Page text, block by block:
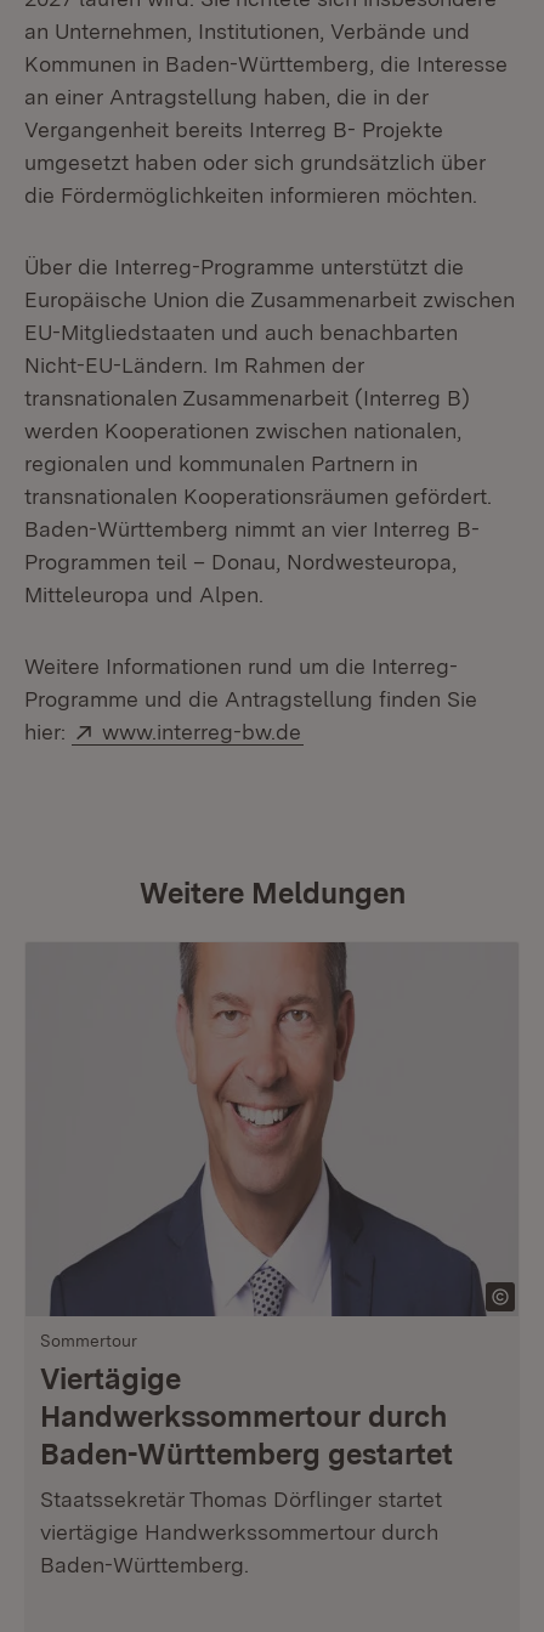
an Unternehmen, Institutionen, Verbände und
Kommunen in Baden-Württemberg, die Interesse
an einer Antragstellung haben, die in der
Vergangenheit bereits Interreg B- Projekte
umgesetzt haben oder sich grundsätzlich über
die Fördermöglichkeiten informieren möchten.
Über die Interreg-Programme unterstützt die
Europäische Union die Zusammenarbeit zwischen
EU-Mitgliedstaaten und auch benachbarten
Nicht-EU-Ländern. Im Rahmen der
transnationalen Zusammenarbeit (Interreg B)
werden Kooperationen zwischen nationalen,
regionalen und kommunalen Partnern in
transnationalen Kooperationsräumen gefördert.
Baden-Württemberg nimmt an vier Interreg B-
Programmen teil – Donau, Nordwesteuropa,
Mitteleuropa und Alpen.
Weitere Informationen rund um die Interreg-
Programme und die Antragstellung finden Sie
hier:
Extern:
www.interreg-bw.de
Weitere Meldungen
Sommertour
Viertägige
Handwerkssommertour durch
Baden-Württemberg gestartet
Staatssekretär Thomas Dörflinger startet
viertägige Handwerkssommertour durch
Baden-Württemberg.